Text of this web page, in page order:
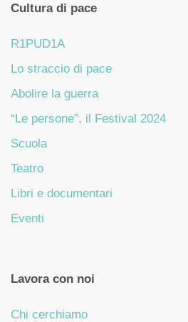
Cultura di pace
R1PUD1A
Lo straccio di pace
Abolire la guerra
“Le persone”, il Festival 2024
Scuola
Teatro
Libri e documentari
Eventi
Lavora con noi
Chi cerchiamo